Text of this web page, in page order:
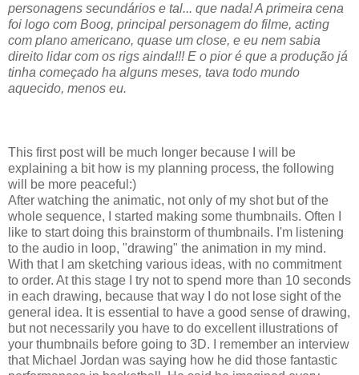
personagens secundários e tal... que nada! A primeira cena
foi logo com Boog, principal personagem do filme, acting
com plano americano, quase um close, e eu nem sabia
direito lidar com os rigs ainda!!! E o pior é que a produção já
tinha começado ha alguns meses, tava todo mundo
aquecido, menos eu.
This first post will be much longer because I will be
explaining a bit how is my planning process, the following
will be more peaceful:)
After watching the animatic, not only of my shot but of the
whole sequence, I started making some thumbnails. Often I
like to start doing this brainstorm of thumbnails. I'm listening
to the audio in loop, "drawing" the animation in my mind.
With that I am sketching various ideas, with no commitment
to order. At this stage I try not to spend more than 10 seconds
in each drawing, because that way I do not lose sight of the
general idea. It is essential to have a good sense of drawing,
but not necessarily you have to do excellent illustrations of
your thumbnails before going to 3D. I remember an interview
that Michael Jordan was saying how he did those fantastic